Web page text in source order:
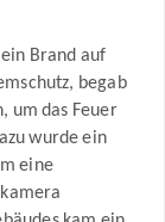
Brand auf
begab
um das Feuer
wurde ein
eine